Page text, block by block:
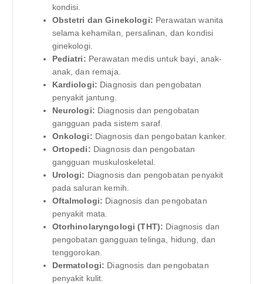
kondisi.
Obstetri dan Ginekologi: Perawatan wanita
selama kehamilan, persalinan, dan kondisi
ginekologi.
Pediatri: Perawatan medis untuk bayi, anak-
anak, dan remaja.
Kardiologi: Diagnosis dan pengobatan
penyakit jantung.
Neurologi: Diagnosis dan pengobatan
gangguan pada sistem saraf.
Onkologi: Diagnosis dan pengobatan kanker.
Ortopedi: Diagnosis dan pengobatan
gangguan muskuloskeletal.
Urologi: Diagnosis dan pengobatan penyakit
pada saluran kemih.
Oftalmologi: Diagnosis dan pengobatan
penyakit mata.
Otorhinolaryngologi (THT): Diagnosis dan
pengobatan gangguan telinga, hidung, dan
tenggorokan.
Dermatologi: Diagnosis dan pengobatan
penyakit kulit.